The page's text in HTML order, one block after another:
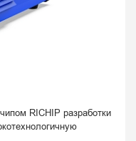
RICHIP разработки